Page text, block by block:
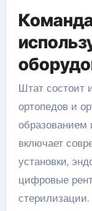
Штат состоит
ортопедов и
образованием
включает
установки,
цифровые